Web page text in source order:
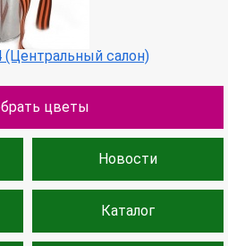
(Центральный салон)
цветы
Новости
Каталог